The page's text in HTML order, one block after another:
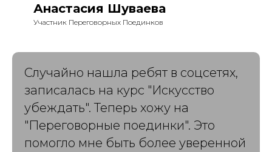
Анастасия Шуваева
Участник Переговорных Поединков
Случайно нашла ребят в соцсетях,
записалась на курс "Искусство
убеждать". Теперь хожу на
"Переговорные поединки". Это
помогло мне быть более уверенной